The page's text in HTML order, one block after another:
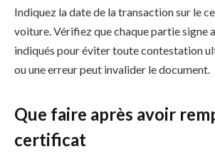
Indiquez la date de la transaction sur le
voiture. Vérifiez que chaque partie signe
indiqués pour éviter toute contestation
ou une erreur peut invalider le document.
Que faire après avoir
certificat